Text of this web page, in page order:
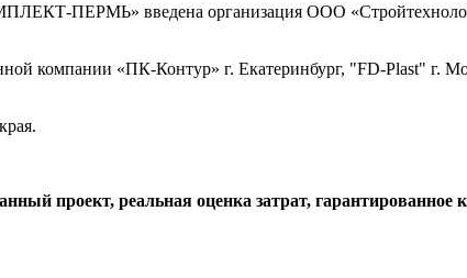
ПЕРМЬ» введена организация ООО
компании «ПК-Контур» г. Екатеринбург, "FD-Plast" г.
проект, реальная оценка затрат, гарантированное